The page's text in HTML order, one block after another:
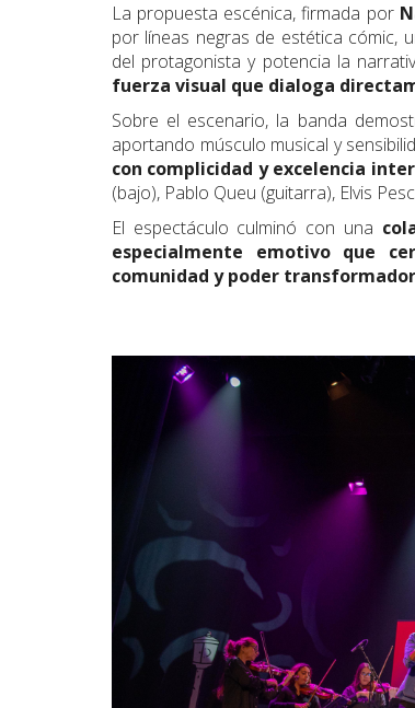
La propuesta escénica, firmada por
por líneas negras de estética cómic,
del protagonista y potencia la
fuerza visual que dialoga
Sobre el escenario, la banda
aportando músculo musical y
con complicidad y excelencia
(bajo), Pablo Queu (guitarra), Elvis
El espectáculo culminó con una
especialmente emotivo que
comunidad y poder